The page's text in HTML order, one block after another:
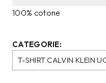
100% cotone
CATEGORIE:
T-SHIRT CALVIN KLEIN